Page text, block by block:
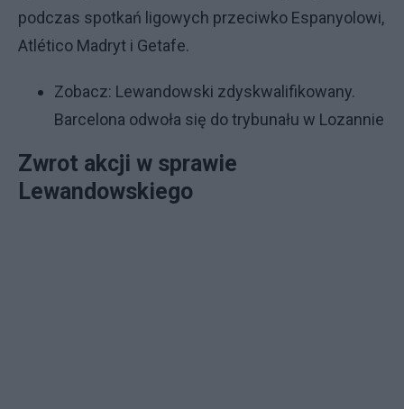
podczas spotkań ligowych przeciwko Espanyolowi,
Atlético Madryt i Getafe.
Zobacz: Lewandowski zdyskwalifikowany.
Barcelona odwoła się do trybunału w Lozannie
Zwrot akcji w sprawie
Lewandowskiego